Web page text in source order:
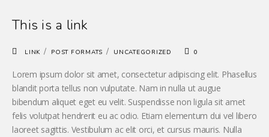
This is a link
LINK / POST FORMATS / UNCATEGORIZED 0
Lorem ipsum dolor sit amet, consectetur adipiscing elit. Phasellus
blandit porta tellus non vulputate. Nam in nulla ut augue
bibendum aliquet eget eu velit. Suspendisse non ligula sit amet
felis volutpat hendrerit eu ac odio. Etiam elementum dui vel libero
laoreet sagittis. Vestibulum ac elit orci, et cursus mauris. Nulla